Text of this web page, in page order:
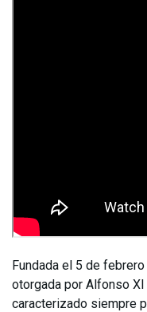
Fundada el 5 de
otorgada por Alfonso
caracterizado siempre